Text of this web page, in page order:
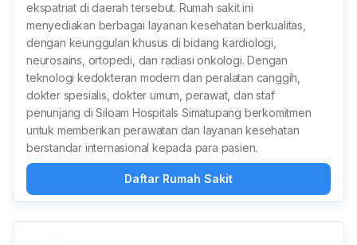
ekspatriat di daerah tersebut. Rumah sakit ini
menyediakan berbagai layanan kesehatan berkualitas,
dengan keunggulan khusus di bidang kardiologi,
neurosains, ortopedi, dan radiasi onkologi. Dengan
teknologi kedokteran modern dan peralatan canggih,
dokter spesialis, dokter umum, perawat, dan staf
penunjang di Siloam Hospitals Simatupang berkomitmen
untuk memberikan perawatan dan layanan kesehatan
berstandar internasional kepada para pasien.
Daftar Rumah Sakit